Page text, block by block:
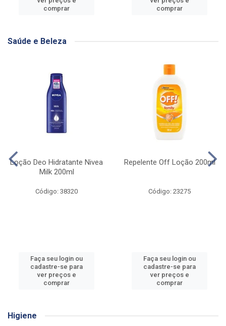
comprar
comprar
Saúde e Beleza
Loção Deo Hidratante Nivea
Milk 200ml
Código: 38320
Faça seu login ou
cadastre-se para
ver preços e
comprar
Repelente Off Loção 200ml
Código: 23275
Faça seu login ou
cadastre-se para
ver preços e
comprar
Higiene